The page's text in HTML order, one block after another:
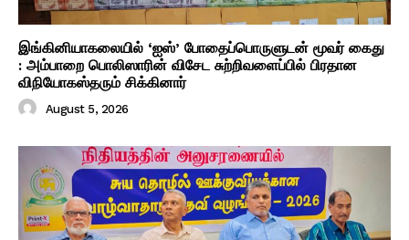
இங்கினியாகலையில் ‘ஐஸ்’ போதைப்பொருளுடன் மூவர் கைது
: அம்பாறை பொலிஸாரின் விசேட சுற்றிவளைப்பில் பிரதான
விநியோகஸ்தரும் சிக்கினார்
August 5, 2026